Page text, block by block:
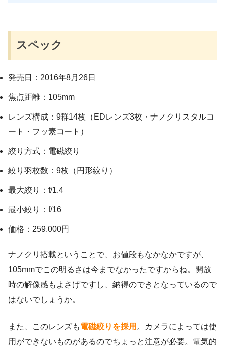
スペック
発売日：2016年8月26日
焦点距離：105mm
レンズ構成：9群14枚（EDレンズ3枚・ナノクリスタルコ
ート・フッ素コート）
絞り方式：電磁絞り
絞り羽枚数：9枚（円形絞り）
最大絞り：f/1.4
最小絞り：f/16
価格：259,000円
ナノクリ搭載ということで、お値段もなかなかですが、
105mmでこの明るさは今までなかったですからね。開放
時の解像感もよさげですし、納得のできとなっているので
はないでしょうか。
また、このレンズも電磁絞りを採用 。カメラによっては使
用ができないものがあるのでちょっと注意が必要。電気的